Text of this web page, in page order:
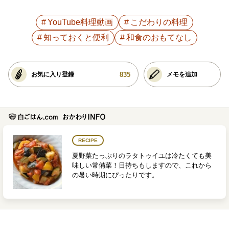
YouTube料理動画
こだわりの料理
知っておくと便利
和食のおもてなし
お気に入り登録 835 メモを追加
RECIPE
夏野菜たっぷりのラタトゥイユは冷たくても美
味しい常備菜！日持ちもしますので、これから
の暑い時期にぴったりです。